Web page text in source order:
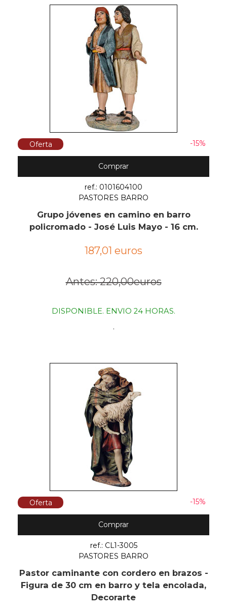
Oferta -15%
Comprar
ref.: 0101604100
PASTORES BARRO
Grupo jóvenes en camino en barro
policromado - José Luis Mayo - 16 cm.
187,01 euros
Antes: 220,00euros
DISPONIBLE. ENVIO 24 HORAS.
.
Oferta -15%
Comprar
ref.: CL1-3005
PASTORES BARRO
Pastor caminante con cordero en brazos -
Figura de 30 cm en barro y tela encolada,
Decorarte